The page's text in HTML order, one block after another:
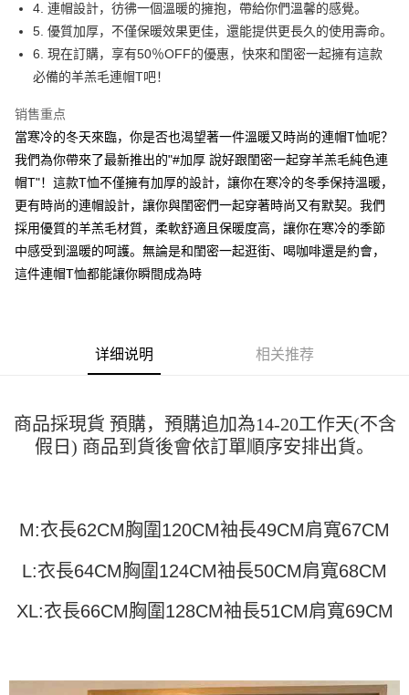
Google Pay
Plus PAY
大哥付你分期
【大哥付你分期使用说明】
1. 本服务由台湾大哥大提供，电信用户可立即使用无须另外申请。（限个人
月租型门号，不开放公司户及预付卡使用）
2. 付款方式选择 “大哥付你分期”，订单成立后会自动跳转到大哥付的交易流
程，验证手机门号后，选择欲分期的期数、缴款截止日，确认付款后即完成
交易。
3. 实际核准额度、可分期数及费用金额请依后续交易确认页面所载为准。
消。如遇 “转专审核”未通过状况，表示未达系统评分，恕无法说明评估内
容。
账／街口支付／iPASS MONEY”等通路缴费。
本服务购买商品或服务，并由商店将买卖／分期付款买卖价金债权让与本公
司后，依约使用本公司账单缴交账款。
2. 基于同意付款使用 “大哥付你分期”之契约关系目的，商店将以您的个人资
AFTEE先享后付
相关说明
一、關於 AFTEE先享後付
1. 於付款方式選擇AFTEE先享後付，將跳出AFTEE先享後付手機驗證視
窗。
2. 進行簡訊驗證之後，即可完成結帳手續。
3. 訂單確認後不需事先繳費，商品會配送至您的指定地址。
AFTEE APP推播通知。
請留意繳費期限為 14 天。唯有下載 AFTEE App 成為 AFTEE 會員者方能享
有最長 45 天內付款之服務。
夠在期限內收到商品(例如:預購商品或預計到貨時間較長者)。因此無論收到
商品與否，仍需要請您在AFTEE規定的時間內完成繳費。
2. 結帳金額須大於NT$30
3. 目前僅支援台灣會員
三、聲明條款
所提供，並由 AFTEE 向您收取款項。因使用本服務所須提供之個人資料(包
运送方式
全家取貨付款
付款 後7-11取貨
每笔NT$70，满NT$499(含以上)免运费
4. 連帽設計，彷彿一個溫暖的擁抱，帶給你們溫馨的感覺。
5. 優質加厚，不僅保暖效果更佳，還能提供更長久的使用壽命。
6. 現在訂購，享有50％OFF的優惠，快來和閨密一起擁有這款
必備的羊羔毛連帽T吧！
销售重点
當寒冷的冬天來臨，你是否也渴望著一件溫暖又時尚的連帽T恤呢？
我們為你帶來了最新推出的"#加厚 說好跟閨密一起穿羊羔毛純色連
帽T"！這款T恤不僅擁有加厚的設計，讓你在寒冷的冬季保持溫暖，
更有時尚的連帽設計，讓你與閨密們一起穿著時尚又有默契。我們
採用優質的羊羔毛材質，柔軟舒適且保暖度高，讓你在寒冷的季節
中感受到溫暖的呵護。無論是和閨密一起逛街、喝咖啡還是約會，
這件連帽T恤都能讓你瞬間成為時
详细说明 相关推荐
商品採現貨 預購，預購追加為14-20工作天(不含
假日) 商品到貨後會依訂單順序安排出貨。
M:衣長62CM胸圍120CM袖長49CM肩寬67CM
L:衣長64CM胸圍124CM袖長50CM肩寬68CM
XL:衣長66CM胸圍128CM袖長51CM肩寬69CM